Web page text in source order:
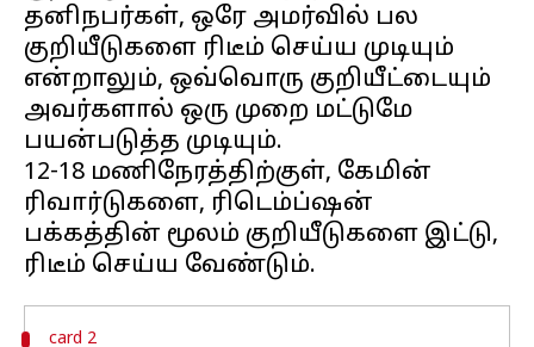
தனிநபர்கள், ஒரே அமர்வில் பல
குறியீடுகளை ரிடீம் செய்ய முடியும்
என்றாலும், ஒவ்வொரு குறியீட்டையும்
அவர்களால் ஒரு முறை மட்டுமே
பயன்படுத்த முடியும்.
12-18 மணிநேரத்திற்குள், கேமின்
ரிவார்டுகளை, ரிடெம்ப்ஷன்
பக்கத்தின் மூலம் குறியீடுகளை இட்டு,
card 2